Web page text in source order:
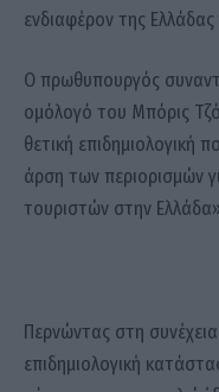
ενδιαφέρον της Ελλάδας
Ο πρωθυπουργός
ομόλογό του Μπόρις
θετική επιδημιολογική
άρση των περιορισμών
τουριστών στην
Περνώντας στη
επιδημιολογική